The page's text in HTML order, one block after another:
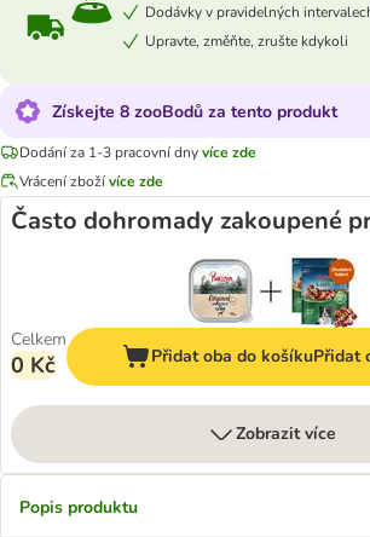
Dodávky v pravidelných
Upravte, změňte, zrušte kdykoli
Získejte 8 zooBodů za tento produkt
Dodání za 1-3 pracovní dnyvíce zde
Vrácení zbožívíce zde
Často dohromady zakoupené
Celkem
0 Kč Přidat oba do košíkuPřidat
Zobrazit více
Popis produktu